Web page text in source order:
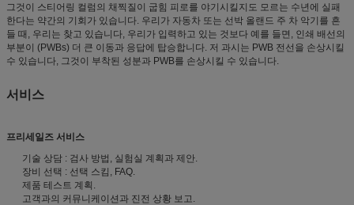
그것이 스티어링 컬럼의 채찍질이 굽힘 피로를 야기시킬지도 모르는 수년에 실패
한다는 약간의 기회가 있습니다. 우리가 자동차 또는 선박 올랜드 주 차 악기를 흔
들 때, 우리는 찾고 있습니다, 우리가 입력하고 있는 것보다 예를 들면, 인쇄 배선의
부분이 (PWBs) 더 큰 이동과 응답에 탑승합니다. 저 과시는 PWB 전선을 손상시킬
수 있습니다, 그것이 부착된 성분과 PWB를 손상시킬 수 있습니다.
서비스
프리세일즈 서비스
기술 상담 : 검사 방법, 실험실 계획과 제안.
장비 선택 : 선택 스킴, FAQ.
제품 테스트 계획.
고객과의 커뮤니케이션과 진전 상황 보고.